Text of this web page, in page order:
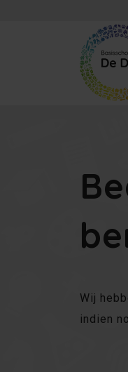
Wij
indien